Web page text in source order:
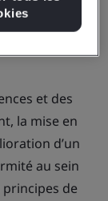
et des
la mise en
d’un
au sein
principes de